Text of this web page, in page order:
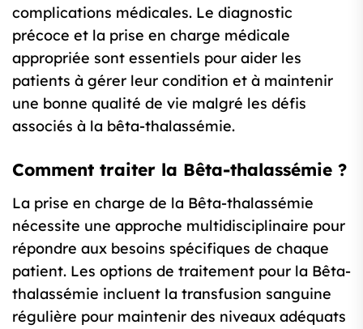
complications médicales. Le diagnostic
précoce et la prise en charge médicale
appropriée sont essentiels pour aider les
patients à gérer leur condition et à maintenir
une bonne qualité de vie malgré les défis
associés à la bêta-thalassémie.
Comment traiter la Bêta-thalassémie ?
La prise en charge de la Bêta-thalassémie
nécessite une approche multidisciplinaire pour
répondre aux besoins spécifiques de chaque
patient. Les options de traitement pour la Bêta-
thalassémie incluent la transfusion sanguine
régulière pour maintenir des niveaux adéquats